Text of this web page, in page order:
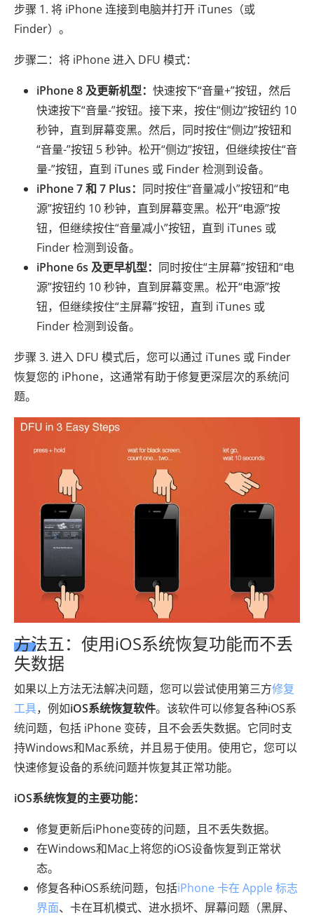
步骤 1. 将 iPhone 连接到电脑并打开 iTunes（或
Finder）。
步骤二：将 iPhone 进入 DFU 模式：
iPhone 8 及更新机型： 快速按下“音量+”按钮，然后
快速按下“音量-”按钮。接下来，按住“侧边”按钮约 10
秒钟，直到屏幕变黑。然后，同时按住“侧边”按钮和
“音量-”按钮 5 秒钟。松开“侧边”按钮，但继续按住“音
量-”按钮，直到 iTunes 或 Finder 检测到设备。
iPhone 7 和 7 Plus： 同时按住“音量减小”按钮和“电
源”按钮约 10 秒钟，直到屏幕变黑。松开“电源”按
钮，但继续按住“音量减小”按钮，直到 iTunes 或
Finder 检测到设备。
iPhone 6s 及更早机型： 同时按住“主屏幕”按钮和“电
源”按钮约 10 秒钟，直到屏幕变黑。松开“电源”按
钮，但继续按住“主屏幕”按钮，直到 iTunes 或
Finder 检测到设备。
步骤 3. 进入 DFU 模式后，您可以通过 iTunes 或 Finder
恢复您的 iPhone，这通常有助于修复更深层次的系统问
题。
方法五：使用iOS系统恢复功能而不丢
失数据
如果以上方法无法解决问题，您可以尝试使用第三方修复
工具，例如iOS系统恢复软件。该软件可以修复各种iOS系
统问题，包括 iPhone 变砖，且不会丢失数据。它同时支
持Windows和Mac系统，并且易于使用。使用它，您可以
快速修复设备的系统问题并恢复其正常功能。
iOS系统恢复的主要功能：
修复更新后iPhone变砖的问题，且不丢失数据。
在Windows和Mac上将您的iOS设备恢复到正常状
态。
修复各种iOS系统问题，包括iPhone 卡在 Apple 标志
界面、卡在耳机模式、进水损坏、屏幕问题（黑屏、